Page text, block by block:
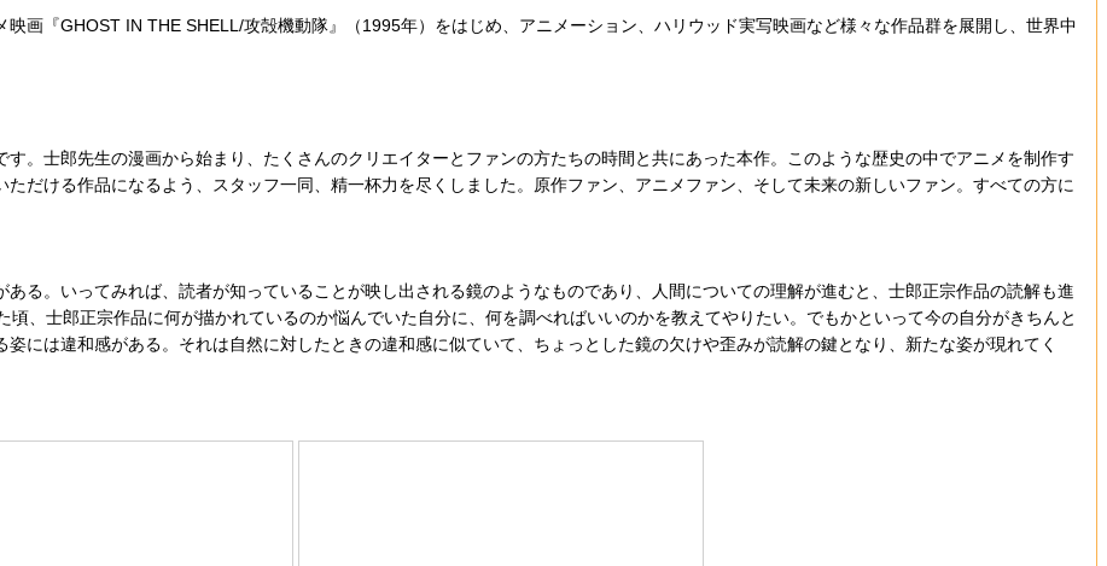
画『GHOST IN THE SHELL/攻殻機動隊』（1995年）をはじめ、アニメーション、ハリウッド実写映画など様々な作品群を展開し、世界中
。士郎先生の漫画から始まり、たくさんのクリエイターとファンの方たちの時間と共にあった本作。このような歴史の中でアニメを制作す
だける作品になるよう、スタッフ一同、精一杯力を尽くしました。原作ファン、アニメファン、そして未来の新しいファン。すべての方に
る。いってみれば、読者が知っていることが映し出される鏡のようなものであり、人間についての理解が進むと、士郎正宗作品の読解も進
、士郎正宗作品に何が描かれているのか悩んでいた自分に、何を調べればいいのかを教えてやりたい。でもかといって今の自分がきちんと
には違和感がある。それは自然に対したときの違和感に似ていて、ちょっとした鏡の欠けや歪みが読解の鍵となり、新たな姿が現れてく